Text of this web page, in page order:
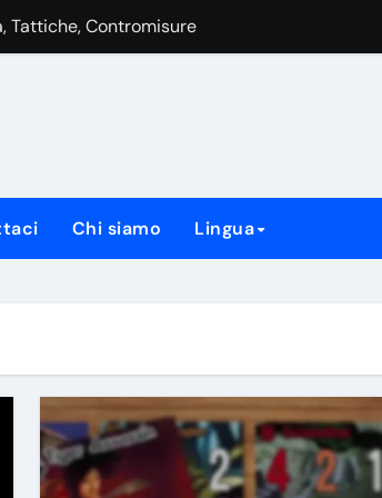
di Stile di Gioco, Carte Chiave e Strategie
di Gioco, Carte Chiave e Strategie
Punti di Forza, Punti di Debolezza, Strategie
Chi siamo Lingua